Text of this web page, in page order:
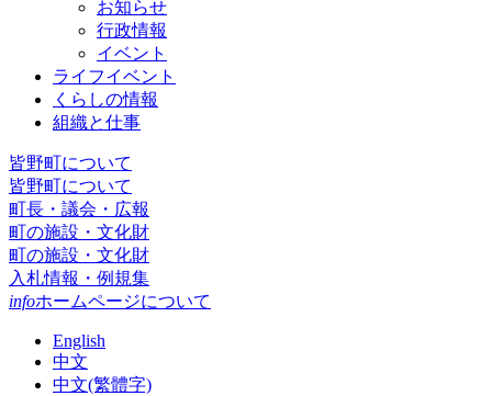
お知らせ
行政情報
イベント
ライフイベント
くらしの情報
組織と仕事
皆野町について
皆野町について
町長・議会・広報
町の施設・文化財
町の施設・文化財
入札情報・例規集
infoホームページについて
English
中文
中文(繁體字)